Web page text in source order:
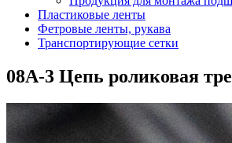
Пластиковые ленты
Фетровые ленты, рукава
Транспортирующие сетки
08A-3 Цепь роликовая